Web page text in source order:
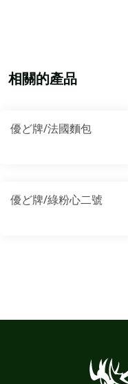
相關的產品
優ど牌/法國麵包
優ど牌/綠粉心二號